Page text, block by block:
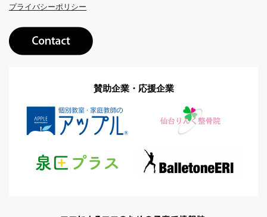
プライバシーポリシー
賛助企業・応援企業